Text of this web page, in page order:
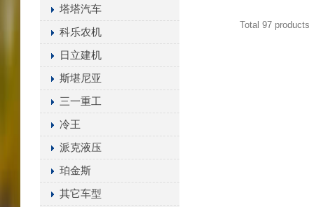
塔塔汽车
科乐农机
日立建机
斯堪尼亚
三一重工
冷王
派克液压
珀金斯
其它车型
,CU24027，
Total 97 products